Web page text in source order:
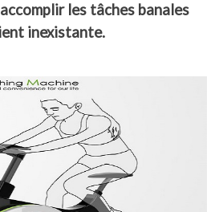
les tâches banales
inexistante.